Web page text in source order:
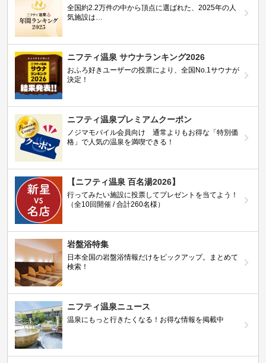
全国約2.2万件の中から頂点に選ばれた、2025年の人
気施設は…
ニフティ温泉 サウナランキング2026
おふろ好きユーザーの投票により、全国No.1サウナが
決定！
ニフティ温泉プレミアムクーポン
ノジマモバイル会員向け 通常よりもお得な「特別価
格」で人気の温泉を満喫できる！
【ニフティ温泉 百名湯2026】
行ってみたい施設に投票してプレゼントを当てよう！
（全10回開催 / 合計260名様）
岩盤浴特集
日本全国の岩盤浴情報だけをピックアップ。まとめて
検索！
ニフティ温泉ニュース
温泉にもっと行きたくなる！お得な情報を掲載中